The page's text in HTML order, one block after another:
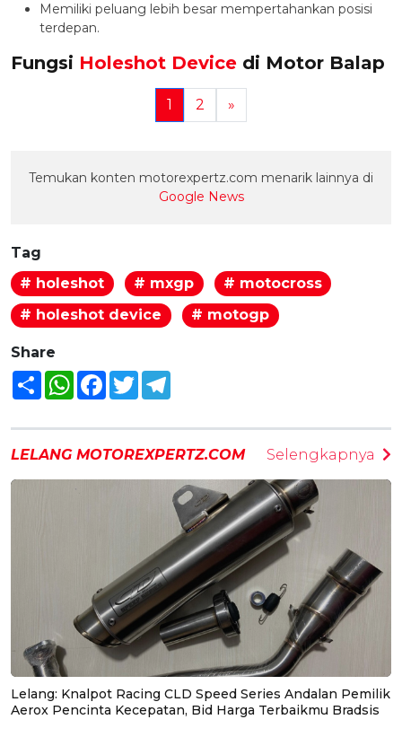
Memiliki peluang lebih besar mempertahankan posisi
terdepan.
Fungsi Holeshot Device di Motor Balap
1 2 »
Temukan konten motorexpertz.com menarik lainnya di
Google News
Tag
# holeshot
# mxgp
# motocross
# holeshot device
# motogp
Share
Share WhatsAppFacebook
Twitter
LELANG MOTOREXPERTZ.COM Selengkapnya
Lelang: Knalpot Racing CLD Speed Series Andalan Pemilik
Aerox Pencinta Kecepatan, Bid Harga Terbaikmu Bradsis